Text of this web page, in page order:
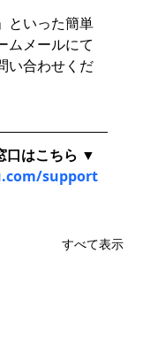
といった簡単
ムメールにて
い合わせくだ
口はこちら ▼
support
すべて表示